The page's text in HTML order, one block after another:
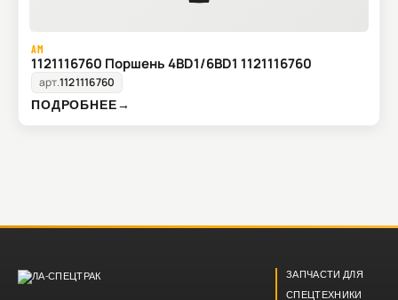
AM
1121116760 Поршень 4BD1/6BD1 1121116760
арт.1121116760
ПОДРОБНЕЕ→
ЗАПЧАСТИ ДЛЯ
СПЕЦТЕХНИКИ